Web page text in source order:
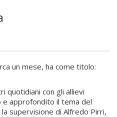
un mese, ha come titolo:
quotidiani con gli allievi
e approfondito il tema del
supervisione di Alfredo Pirri,